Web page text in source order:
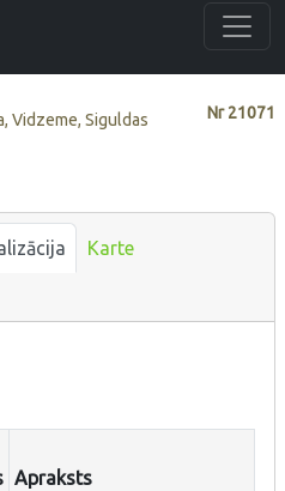
Nr21071
Vidzeme, Siguldas
Karte
Apraksts